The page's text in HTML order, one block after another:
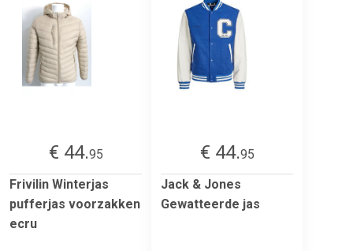
€ 44.95
Frivilin Winterjas
pufferjas voorzakken
ecru
€ 44.95
Jack & Jones
Gewatteerde jas